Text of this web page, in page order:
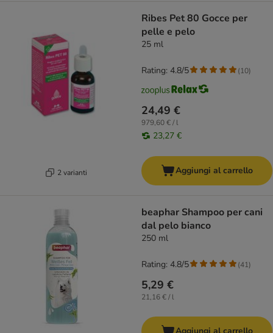
2 varianti
Ribes Pet 80 Gocce per
pelle e pelo
25 ml
24,49 €
979,60 € / l
23,27 €
Rating: 4.8/5 (10)
Aggiungi al carrello
beaphar Shampoo per cani
dal pelo bianco
250 ml
5,29 €
21,16 € / l
Rating: 4.8/5 (41)